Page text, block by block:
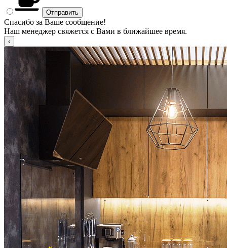
Спасибо за Ваше сообщение!
Наш менеджер свяжется с Вами в ближайшее время.